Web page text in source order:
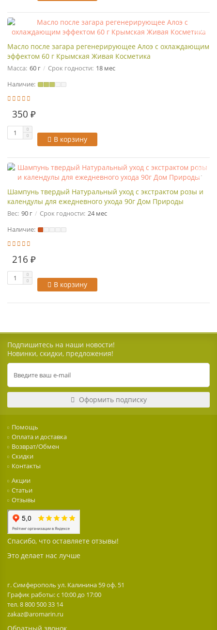
Масло после загара регенерирующее Алоэ с охлаждающим
эффектом 60 г Крымская Живая Косметика
Масса: 60 г Срок годности: 18 мес
Наличие:
350 ₽
В корзину
Шампунь твердый Натуральный уход с экстрактом розы и
календулы для ежедневного ухода 90г Дом Природы
Вес: 90 г Срок годности: 24 мес
Наличие:
216 ₽
В корзину
Подпишитесь на наши новости!
Новинки, скидки, предложения!
Оформить подписку
Помощь
Оплата и доставка
Возврат/Обмен
Скидки
Контакты
Акции
Статьи
Отзывы
Спасибо, что оставляете отзывы!
Это делает нас лучше
г. Симферополь ул. Калинина 59 оф. 51
График работы: с 10:00 до 17:00
тел. 8 800 500 33 14
zakaz@aromarin.ru